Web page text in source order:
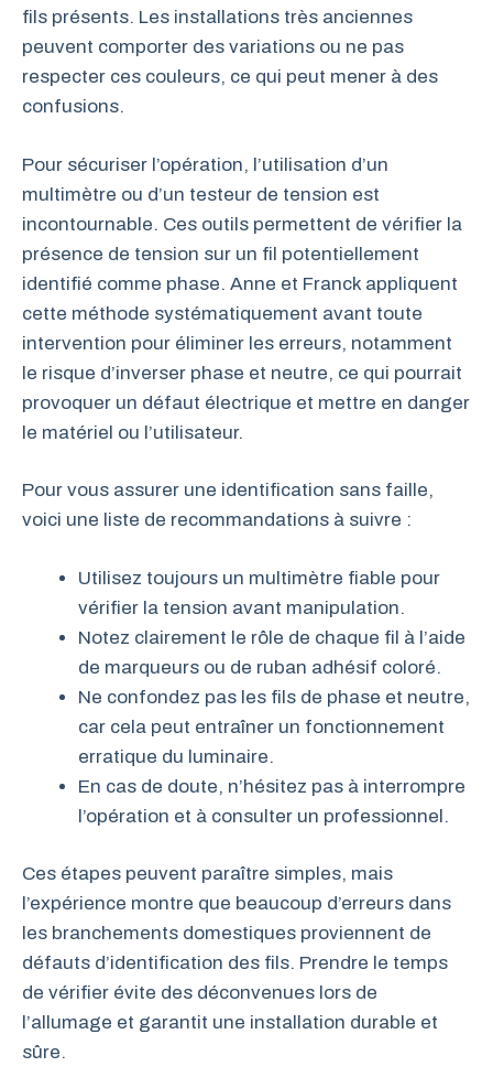
fils présents. Les installations très anciennes
peuvent comporter des variations ou ne pas
respecter ces couleurs, ce qui peut mener à des
confusions.
Pour sécuriser l’opération, l’utilisation d’un
multimètre ou d’un testeur de tension est
incontournable. Ces outils permettent de vérifier la
présence de tension sur un fil potentiellement
identifié comme phase. Anne et Franck appliquent
cette méthode systématiquement avant toute
intervention pour éliminer les erreurs, notamment
le risque d’inverser phase et neutre, ce qui pourrait
provoquer un défaut électrique et mettre en danger
le matériel ou l’utilisateur.
Pour vous assurer une identification sans faille,
voici une liste de recommandations à suivre :
Utilisez toujours un multimètre fiable pour
vérifier la tension avant manipulation.
Notez clairement le rôle de chaque fil à l’aide
de marqueurs ou de ruban adhésif coloré.
Ne confondez pas les fils de phase et neutre,
car cela peut entraîner un fonctionnement
erratique du luminaire.
En cas de doute, n’hésitez pas à interrompre
l’opération et à consulter un professionnel.
Ces étapes peuvent paraître simples, mais
l’expérience montre que beaucoup d’erreurs dans
les branchements domestiques proviennent de
défauts d’identification des fils. Prendre le temps
de vérifier évite des déconvenues lors de
l’allumage et garantit une installation durable et
sûre.